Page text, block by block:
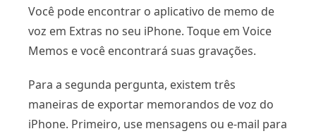
Você pode encontrar o aplicativo de memo de
voz em Extras no seu iPhone. Toque em Voice
Memos e você encontrará suas gravações.
Para a segunda pergunta, existem três
maneiras de exportar memorandos de voz do
iPhone. Primeiro, use mensagens ou e-mail para